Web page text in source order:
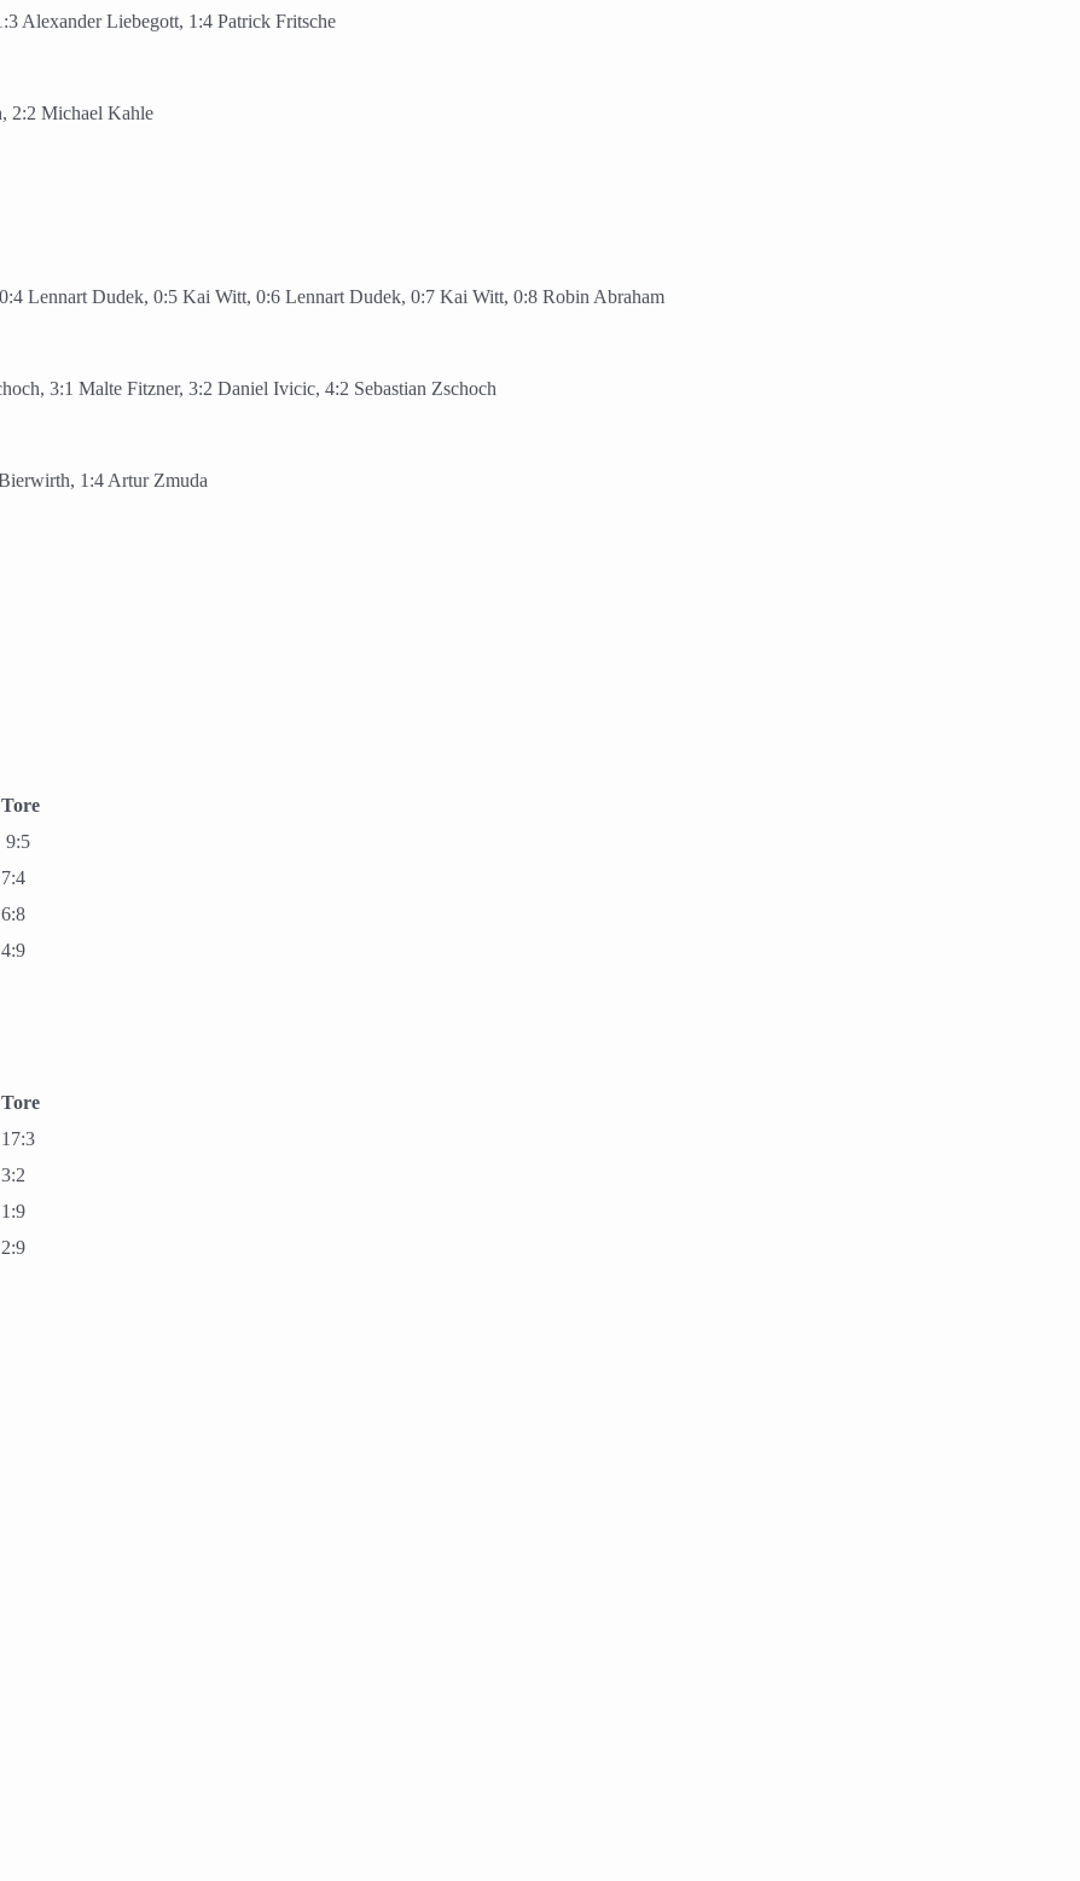
Alexander Liebegott, 1:4 Patrick Fritsche
2:2 Michael Kahle
Lennart Dudek, 0:5 Kai Witt, 0:6 Lennart Dudek, 0:7 Kai Witt, 0:8 Robin Abraham
3:1 Malte Fitzner, 3:2 Daniel Ivicic, 4:2 Sebastian Zschoch
1:4 Artur Zmuda
Tore
9:5
7:4
6:8
4:9
Tore
17:3
3:2
1:9
2:9